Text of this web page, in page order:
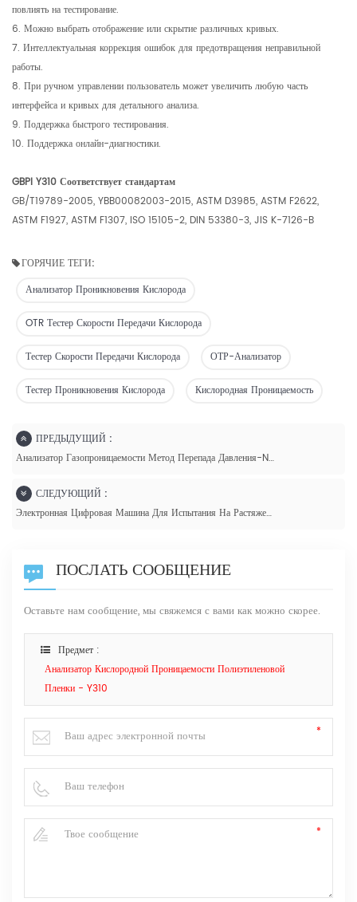
повлиять на тестирование.
6. Можно выбрать отображение или скрытие различных кривых.
7. Интеллектуальная коррекция ошибок для предотвращения неправильной
работы.
8. При ручном управлении пользователь может увеличить любую часть
интерфейса и кривых для детального анализа.
9. Поддержка быстрого тестирования.
10. Поддержка онлайн-диагностики.
GBPI Y310 Соответствует стандартам
GB/T19789-2005, YBB00082003-2015, ASTM D3985, ASTM F2622,
ASTM F1927, ASTM F1307, ISO 15105-2, DIN 53380-3, JIS K-7126-B
ГОРЯЧИЕ ТЕГИ:
Анализатор Проникновения Кислорода
OTR Тестер Скорости Передачи Кислорода
Тестер Скорости Передачи Кислорода ОТР-Анализатор
Тестер Проникновения Кислорода Кислородная Проницаемость
ПРЕДЫДУЩИЙ :
Анализатор Газопроницаемости Метод Перепада Давления-N500
СЛЕДУЮЩИЙ :
Электронная Цифровая Машина Для Испытания На Растяжение GBL-L
ПОСЛАТЬ СООБЩЕНИЕ
Оставьте нам сообщение, мы свяжемся с вами как можно скорее.
Предмет :
Анализатор Кислородной Проницаемости Полиэтиленовой
Пленки - Y310